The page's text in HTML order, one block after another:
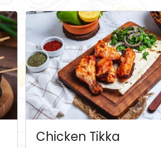
Chicken Tikka